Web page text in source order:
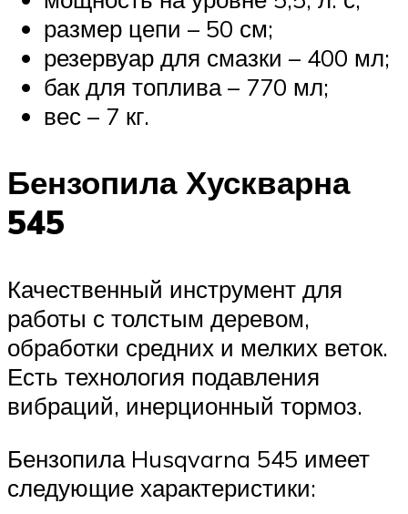
размер цепи – 50 см;
резервуар для смазки – 400 мл;
бак для топлива – 770 мл;
вес – 7 кг.
Бензопила Хускварна
545
Качественный инструмент для
работы с толстым деревом,
обработки средних и мелких веток.
Есть технология подавления
вибраций, инерционный тормоз.
Бензопила Husqvarna 545 имеет
следующие характеристики: